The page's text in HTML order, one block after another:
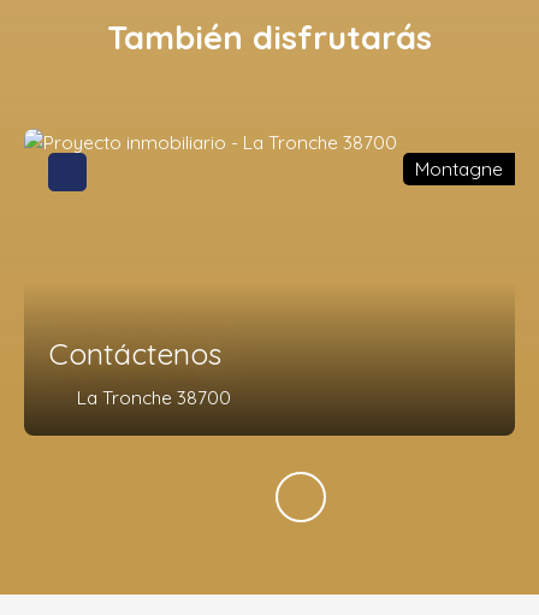
También disfrutarás
Contáctenos
La Tronche 38700
Montagne